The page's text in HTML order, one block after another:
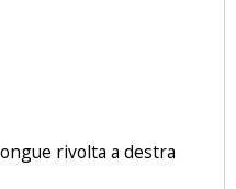
rivolta a destra